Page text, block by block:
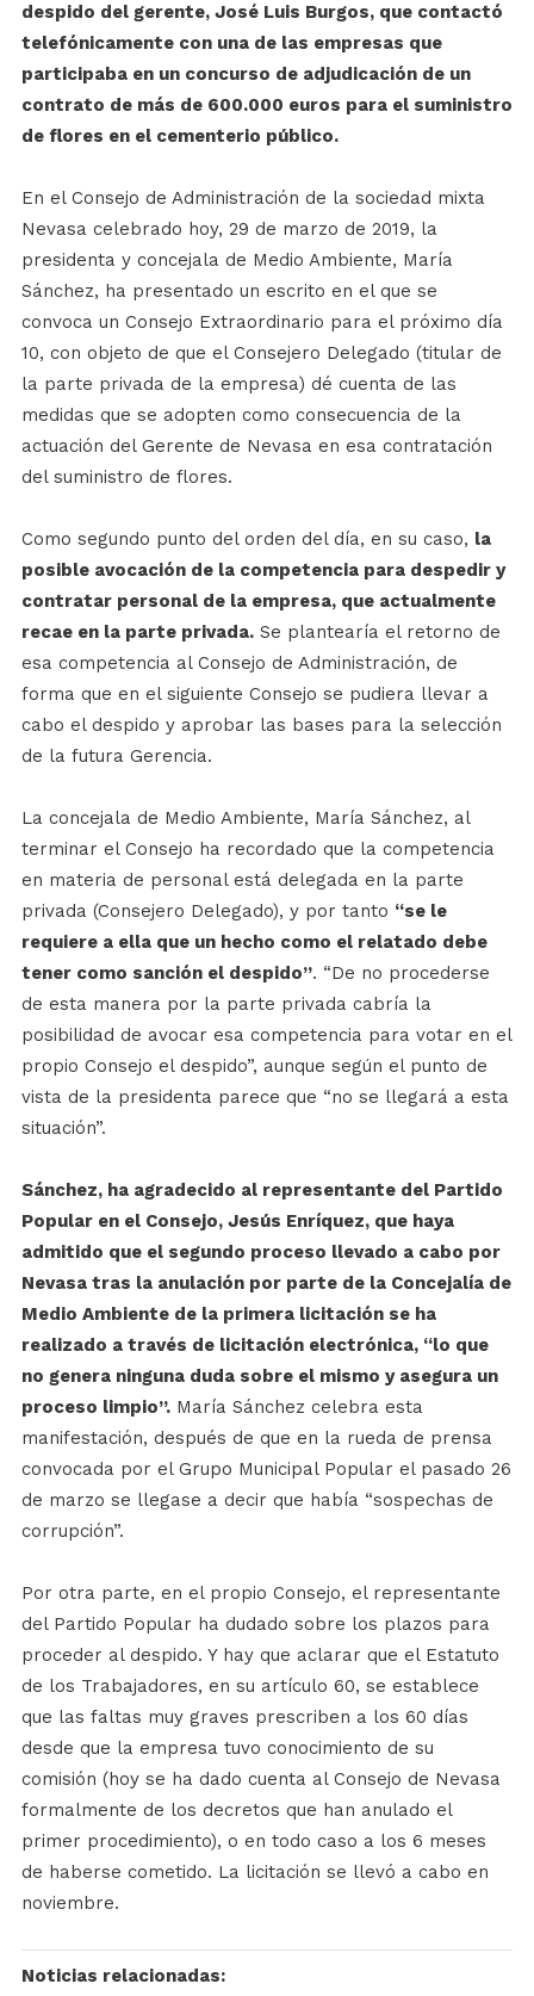
despido del gerente, José Luis Burgos, que contactó
telefónicamente con una de las empresas que
participaba en un concurso de adjudicación de un
contrato de más de 600.000 euros para el suministro
de flores en el cementerio público.
En el Consejo de Administración de la sociedad mixta
Nevasa celebrado hoy, 29 de marzo de 2019, la
presidenta y concejala de Medio Ambiente, María
Sánchez, ha presentado un escrito en el que se
convoca un Consejo Extraordinario para el próximo día
10, con objeto de que el Consejero Delegado (titular de
la parte privada de la empresa) dé cuenta de las
medidas que se adopten como consecuencia de la
actuación del Gerente de Nevasa en esa contratación
del suministro de flores.
Como segundo punto del orden del día, en su caso, la
posible avocación de la competencia para despedir y
contratar personal de la empresa, que actualmente
recae en la parte privada.Se plantearía el retorno de
esa competencia al Consejo de Administración, de
forma que en el siguiente Consejo se pudiera llevar a
cabo el despido y aprobar las bases para la selección
de la futura Gerencia.
La concejala de Medio Ambiente, María Sánchez, al
terminar el Consejo ha recordado que la competencia
en materia de personal está delegada en la parte
privada (Consejero Delegado), y por tanto “se le
requiere a ella que un hecho como el relatado debe
tener como sanción el despido”. “De no procederse
de esta manera por la parte privada cabría la
posibilidad de avocar esa competencia para votar en el
propio Consejo el despido”, aunque según el punto de
vista de la presidenta parece que “no se llegará a esta
situación”.
Sánchez, ha agradecido al representante del Partido
Popular en el Consejo, Jesús Enríquez, que haya
admitido que el segundo proceso llevado a cabo por
Nevasa tras la anulación por parte de la Concejalía de
Medio Ambiente de la primera licitación se ha
realizado a través de licitación electrónica, “lo que
no genera ninguna duda sobre el mismo y asegura un
proceso limpio”.María Sánchez celebra esta
manifestación, después de que en la rueda de prensa
convocada por el Grupo Municipal Popular el pasado 26
de marzo se llegase a decir que había “sospechas de
corrupción”.
Por otra parte, en el propio Consejo, el representante
del Partido Popular ha dudado sobre los plazos para
proceder al despido. Y hay que aclarar que el Estatuto
de los Trabajadores, en su artículo 60, se establece
que las faltas muy graves prescriben a los 60 días
desde que la empresa tuvo conocimiento de su
comisión (hoy se ha dado cuenta al Consejo de Nevasa
formalmente de los decretos que han anulado el
primer procedimiento), o en todo caso a los 6 meses
de haberse cometido. La licitación se llevó a cabo en
noviembre.
Noticias relacionadas: